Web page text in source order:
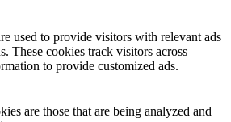
used to provide visitors with relevant ads
These cookies track visitors across
to provide customized ads.
are those that are being analyzed and